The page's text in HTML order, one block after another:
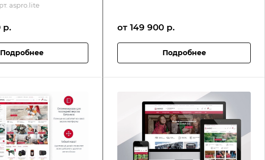
aspro.lite
р.
Подробнее
от 149 900 р.
Подробнее